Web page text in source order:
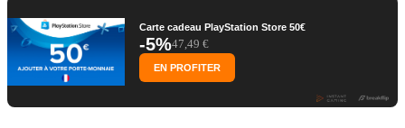
Carte cadeau PlayStation Store 50€
-5%47,49 €
EN PROFITER